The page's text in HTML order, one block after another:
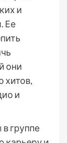
и
Ее
они
хитов,
и
группе